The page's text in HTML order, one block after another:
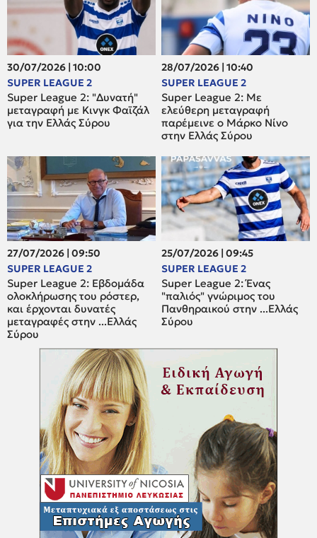
30/07/2026 | 10:00
SUPER LEAGUE 2
Super League 2: "Δυνατή"
μεταγραφή με Κινγκ Φαϊζάλ
για την Ελλάς Σύρου
28/07/2026 | 10:40
SUPER LEAGUE 2
Super League 2: Mε
ελεύθερη μεταγραφή
παρέμεινε ο Μάρκο Νίνο
στην Ελλάς Σύρου
27/07/2026 | 09:50
SUPER LEAGUE 2
Super League 2: Εβδομάδα
ολοκλήρωσης του ρόστερ,
και έρχονται δυνατές
μεταγραφές στην ...Ελλάς
Σύρου
25/07/2026 | 09:45
SUPER LEAGUE 2
Super League 2: Ένας
"παλιός" γνώριμος του
Πανθηραικού στην ...Ελλάς
Σύρου